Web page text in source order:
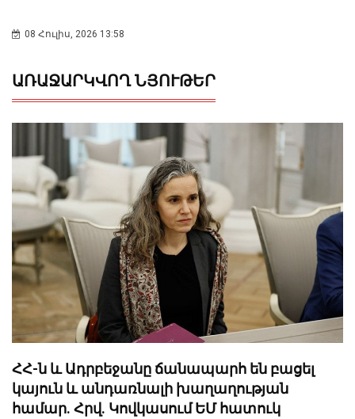
08 Հուլիս, 2026 13:58
ԱՌԱՋԱՐԿՎՈՂ ՆՅՈՒԹԵՐ
ՀՀ-ն և Ադրբեջանը ճանապարհ են բացել
կայուն և անդառնալի խաղաղության
համար. Հրվ. Կովկասում ԵՄ հատուկ